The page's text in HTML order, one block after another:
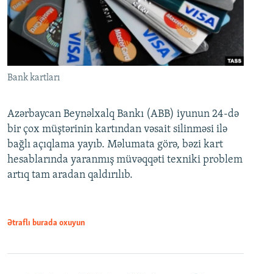
Bank kartları
Azərbaycan Beynəlxalq Bankı (ABB) iyunun 24-də
bir çox müştərinin kartından vəsait silinməsi ilə
bağlı açıqlama yayıb. Məlumata görə, bəzi kart
hesablarında yaranmış müvəqqəti texniki problem
artıq tam aradan qaldırılıb.
Ətraflı burada oxuyun